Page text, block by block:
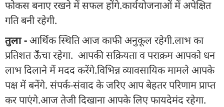
फोकस बनाए रखने में सफल होंगे.कार्ययोजनाओं में अपेक्षित
गति बनी रहेगी.
तुला -आर्थिक स्थिति आज काफी अनुकूल रहेगी.लाभ का
प्रतिशत ऊँचा रहेगा. आपकी सक्रियता व पराक्रम आपको धन
लाभ दिलाने में मदद करेंगे.विभिन्न व्यावसायिक मामले आपके
पक्ष में बनेंगे. संपर्क-संवाद के जरिए आप बेहतर परिणाम प्राप्त
कर पाएंगे.आज तेजी दिखाना आपके लिए फायदेमंद रहेगा.